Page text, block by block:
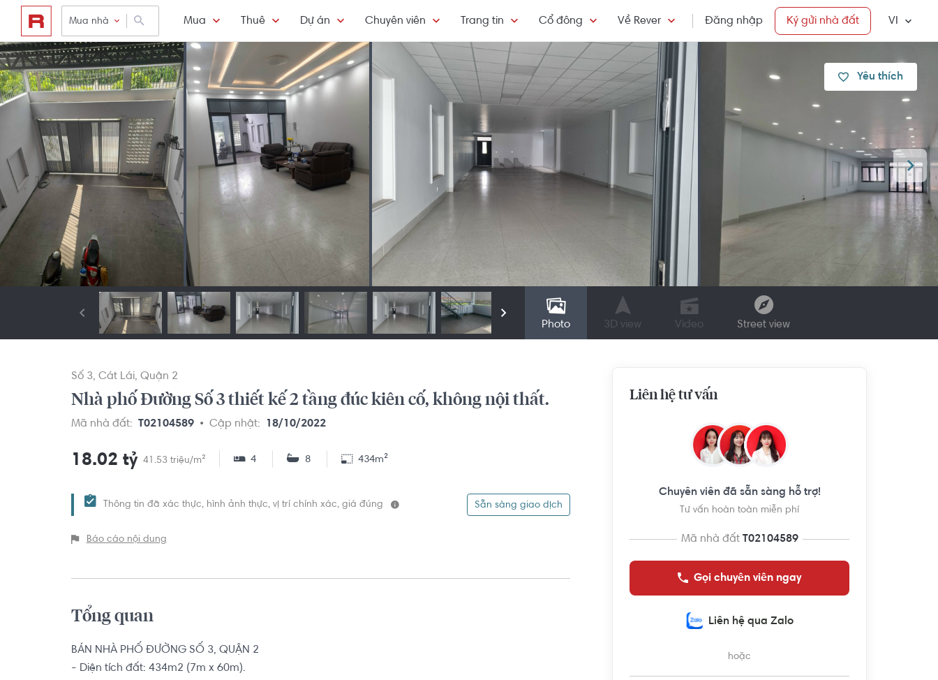
Mua nhà Mua Thuê Dự án Chuyên viên Trang tin Cổ đông Về Rever Đăng nhập Ký gửi nhà đất VI
Yêu thích
Photo 3D view Video Street view
Số 3 Cát Lái Quận 2
Nhà phố Đường Số 3 thiết kế 2 tầng đúc kiên cố, không nội thất.
Mã nhà đất: T02104589 Cập nhật: 18/10/2022
18.02 tỷ 41.53 triệu/m² 4 8 434m²
Thông tin đã xác thực, hình ảnh thực, vị trí chính xác, giá đúng Sẵn sàng giao dịch
Báo cáo nội dung
Tổng quan
BÁN NHÀ PHỐ ĐƯỜNG SỐ 3, QUẬN 2
- Diện tích đất: 434m2 (7m x 60m).
Liên hệ tư vấn
Chuyên viên đã sẵn sàng hỗ trợ!
Tư vấn hoàn toàn miễn phí
Mã nhà đất T02104589
Gọi chuyên viên ngay
Liên hệ qua Zalo
hoặc